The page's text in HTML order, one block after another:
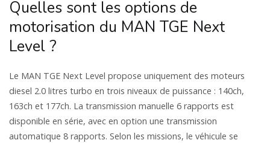
Quelles sont les options de
motorisation du MAN TGE Next
Level ?
Le MAN TGE Next Level propose uniquement des moteurs
diesel 2.0 litres turbo en trois niveaux de puissance : 140ch,
163ch et 177ch. La transmission manuelle 6 rapports est
disponible en série, avec en option une transmission
automatique 8 rapports. Selon les missions, le véhicule se